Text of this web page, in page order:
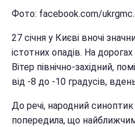
Фото: facebook.com/
27 січня у Києві вночі
істотних опадів. На
Вітер північно-західний,
від -8 до -10 градусів,
До речі, народний
попередила, що